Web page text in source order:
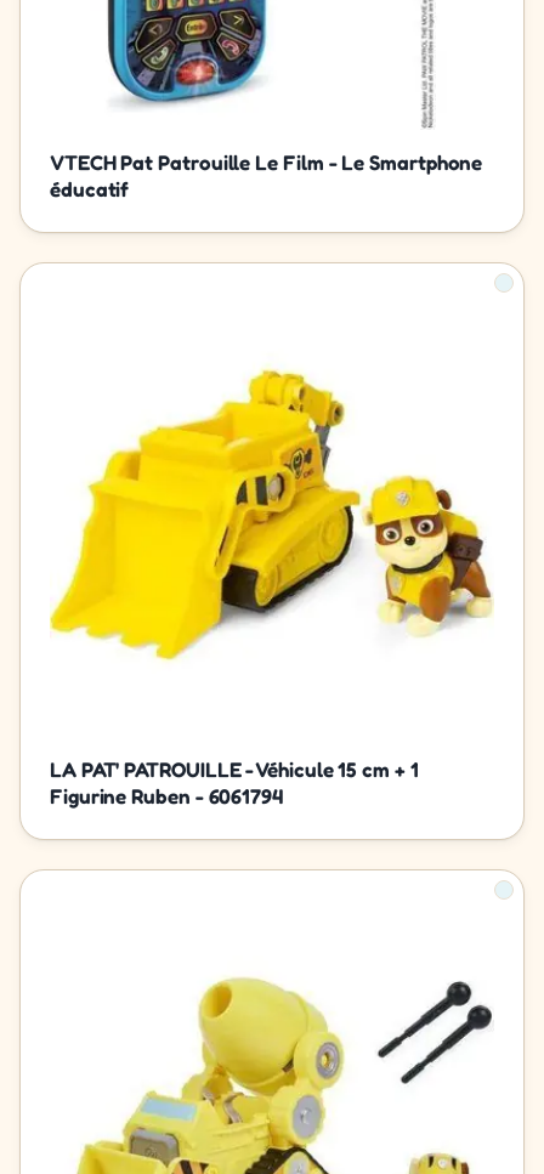
VTECH Pat Patrouille Le Film - Le Smartphone
éducatif
LA PAT' PATROUILLE - Véhicule 15 cm + 1
Figurine Ruben - 6061794